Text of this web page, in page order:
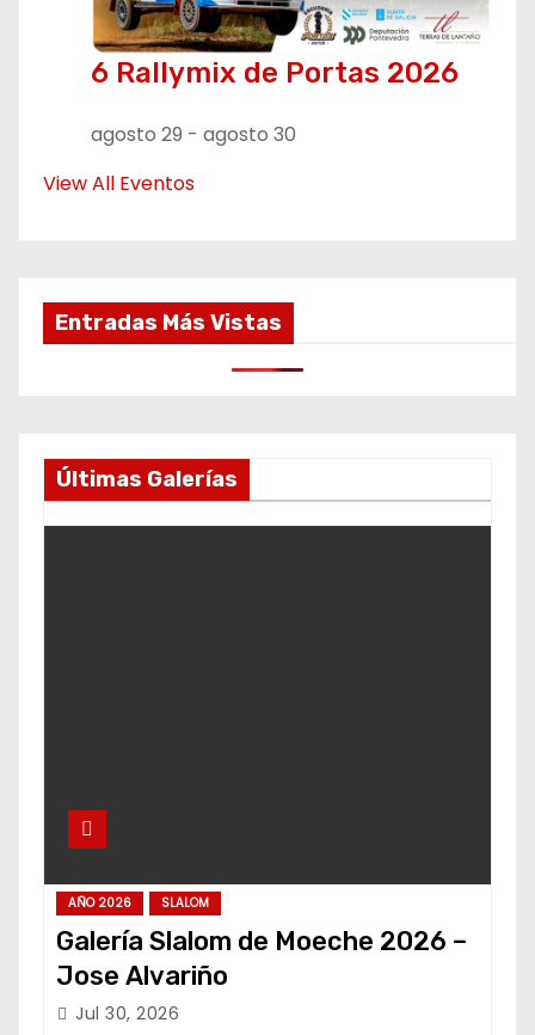
6 Rallymix de Portas 2026
agosto 29 - agosto 30
View All Eventos
Entradas Más Vistas
Últimas Galerías
AÑO 2026 SLALOM
Galería Slalom de Moeche 2026 –
Jose Alvariño
Jul 30, 2026